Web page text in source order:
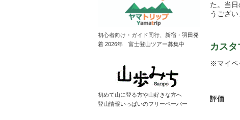
初心者向け・ガイド同行、新宿・羽田発
着 2026年 富士登山ツアー募集中
初めて山に登る方や山好きな方へ
登山情報いっぱいのフリーペーパー
た。当
うござい
カス
※マイペ
評価